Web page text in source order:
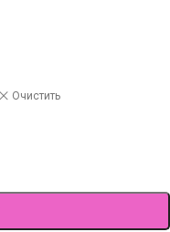
Очистить